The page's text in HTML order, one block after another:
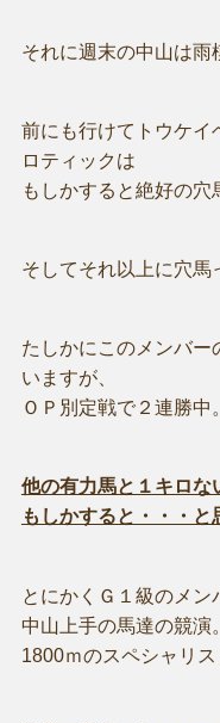
それに週末の中山は雨
前にも行けてトウケイ
ロティックは
もしかすると絶好の穴
そしてそれ以上に穴馬
たしかにこのメンバー
いますが、
ＯＰ別定戦で２連勝中。
他の有力馬と１キロな
もしかすると・・・と
とにかくＧ１級のメン
中山上手の馬達の競演。
1800ｍのスペシャリス